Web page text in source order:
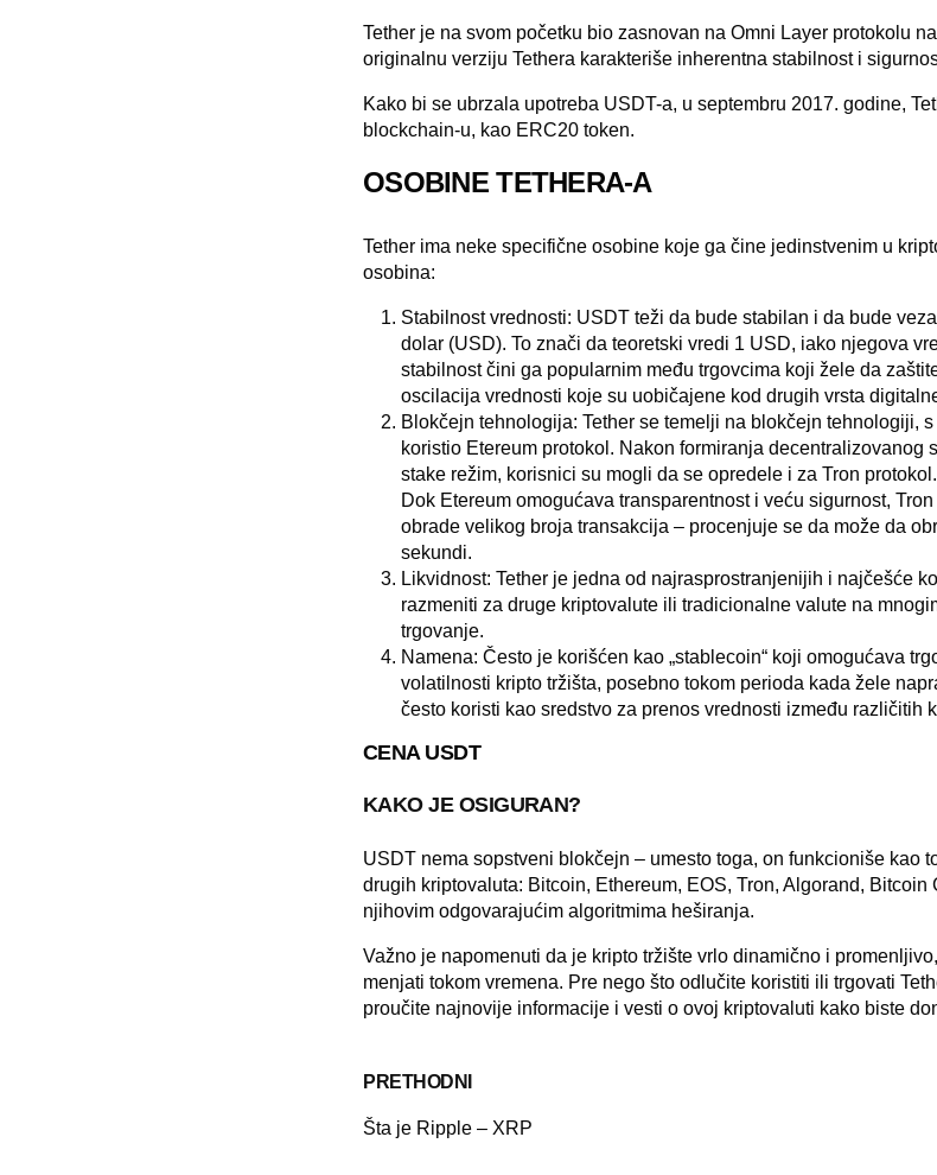
Tether je na svom početku bio zasnovan na Omni Layer protokolu
originalnu verziju Tethera karakteriše inherentna stabilnost i
Kako bi se ubrzala upotreba USDT-a, u septembru 2017. godine,
blockchain-u, kao ERC20 token.
OSOBINE TETHERA-A
Tether ima neke specifične osobine koje ga čine jedinstvenim u
osobina:
Stabilnost vrednosti: USDT teži da bude stabilan i da bude
dolar (USD). To znači da teoretski vredi 1 USD, iako njegova
stabilnost čini ga popularnim među trgovcima koji žele da
oscilacija vrednosti koje su uobičajene kod drugih vrsta
Blokčejn tehnologija: Tether se temelji na blokčejn tehnologiji,
koristio Etereum protokol. Nakon formiranja decentralizovanog
stake režim, korisnici su mogli da se opredele i za Tron protokol.
Dok Etereum omogućava transparentnost i veću sigurnost,
obrade velikog broja transakcija – procenjuje se da može da
sekundi.
Likvidnost: Tether je jedna od najrasprostranjenijih i najčešće
razmeniti za druge kriptovalute ili tradicionalne valute na
trgovanje.
Namena: Često je korišćen kao „stablecoin“ koji omogućava
volatilnosti kripto tržišta, posebno tokom perioda kada žele
često koristi kao sredstvo za prenos vrednosti između različitih
CENA USDT
KAKO JE OSIGURAN?
USDT nema sopstveni blokčejn – umesto toga, on funkcioniše kao
drugih kriptovaluta: Bitcoin, Ethereum, EOS, Tron, Algorand,
njihovim odgovarajućim algoritmima heširanja.
Važno je napomenuti da je kripto tržište vrlo dinamično i
menjati tokom vremena. Pre nego što odlučite koristiti ili trgovati
proučite najnovije informacije i vesti o ovoj kriptovaluti kako biste
PRETHODNI
Šta je Ripple – XRP